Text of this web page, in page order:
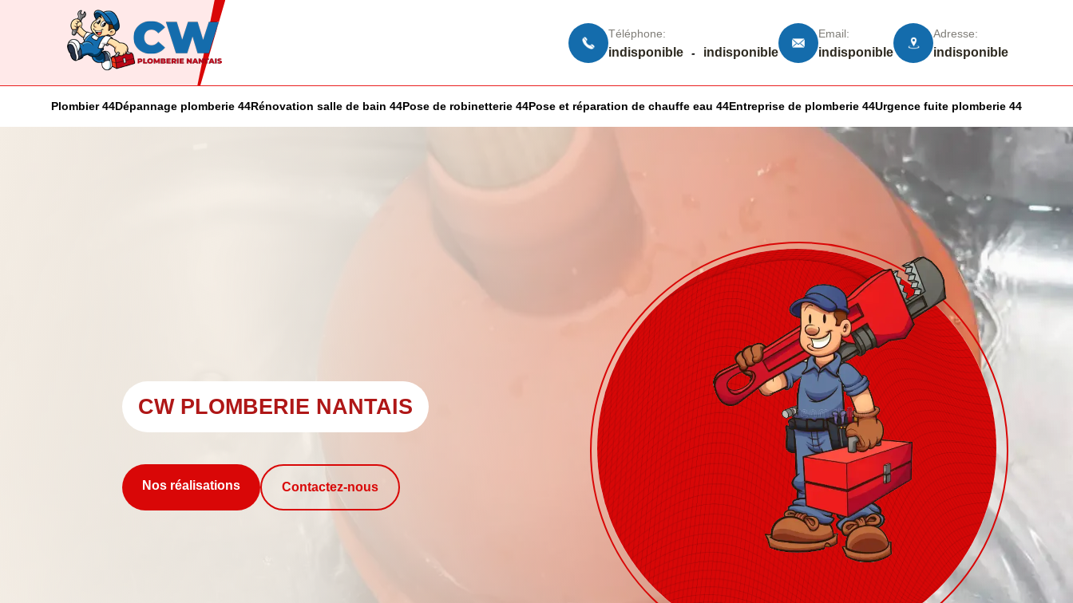
Téléphone:
indisponible - indisponible
Email:
indisponible
Adresse:
indisponible
Plombier 44Dépannage plomberie 44Rénovation salle de bain 44Pose de robinetterie 44Pose et réparation de chauffe eau 44Entreprise de plomberie 44Urgence fuite plomberie 44
CW PLOMBERIE NANTAIS
Nos réalisations Contactez-nous